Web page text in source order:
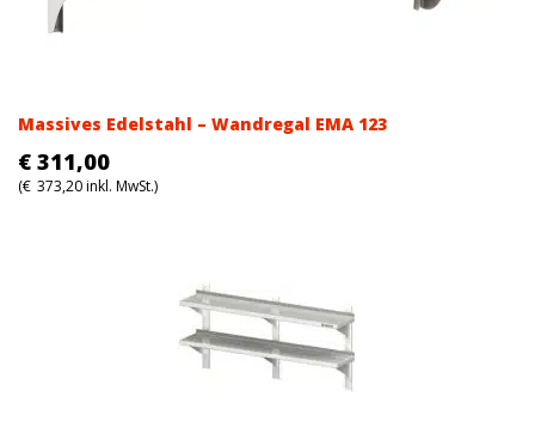
Massives Edelstahl – Wandregal EMA 123
€ 311,00
(€ 373,20inkl. MwSt.)